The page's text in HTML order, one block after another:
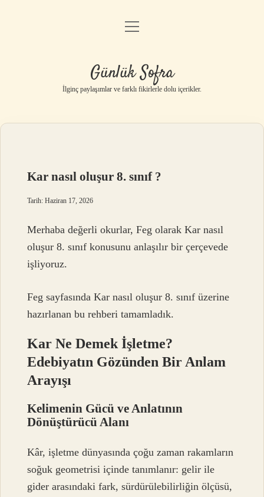
Anasayfa
Yasal Uyarı
menüyü
Günlük Sofra
İlginç paylaşımlar ve farklı fikirlerle dolu içerikler.
Kar nasıl oluşur 8. sınıf ?
Tarih: Haziran 17, 2026
Merhaba değerli okurlar, Feg olarak Kar nasıl
oluşur 8. sınıf konusunu anlaşılır bir çerçevede
işliyoruz.
Feg sayfasında Kar nasıl oluşur 8. sınıf üzerine
hazırlanan bu rehberi tamamladık.
Kar Ne Demek İşletme?
Edebiyatın Gözünden Bir Anlam
Arayışı
Kelimenin Gücü ve Anlatının
Dönüştürücü Alanı
Kâr, işletme dünyasında çoğu zaman rakamların
soğuk geometrisi içinde tanımlanır: gelir ile
gider arasındaki fark, sürdürülebilirliğin ölçüsü,